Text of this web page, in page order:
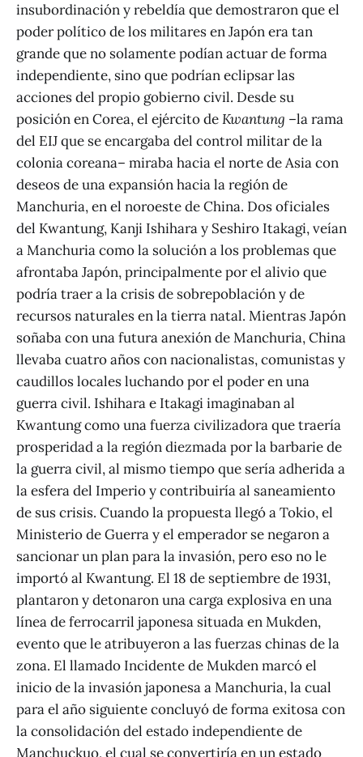
insubordinación y rebeldía que demostraron que el
poder político de los militares en Japón era tan
grande que no solamente podían actuar de forma
independiente, sino que podrían eclipsar las
acciones del propio gobierno civil. Desde su
posición en Corea, el ejército deKwantung –la rama
del EIJ que se encargaba del control militar de la
colonia coreana– miraba hacia el norte de Asia con
deseos de una expansión hacia la región de
Manchuria, en el noroeste de China. Dos oficiales
del Kwantung, Kanji Ishihara y Seshiro Itakagi, veían
a Manchuria como la solución a los problemas que
afrontaba Japón, principalmente por el alivio que
podría traer a la crisis de sobrepoblación y de
recursos naturales en la tierra natal. Mientras Japón
soñaba con una futura anexión de Manchuria, China
llevaba cuatro años con nacionalistas, comunistas y
caudillos locales luchando por el poder en una
guerra civil. Ishihara e Itakagi imaginaban al
Kwantung como una fuerza civilizadora que traería
prosperidad a la región diezmada por la barbarie de
la guerra civil, al mismo tiempo que sería adherida a
la esfera del Imperio y contribuiría al saneamiento
de sus crisis. Cuando la propuesta llegó a Tokio, el
Ministerio de Guerra y el emperador se negaron a
sancionar un plan para la invasión, pero eso no le
importó al Kwantung. El 18 de septiembre de 1931,
plantaron y detonaron una carga explosiva en una
línea de ferrocarril japonesa situada en Mukden,
evento que le atribuyeron a las fuerzas chinas de la
zona. El llamado Incidente de Mukden marcó el
inicio de la invasión japonesa a Manchuria, la cual
para el año siguiente concluyó de forma exitosa con
la consolidación del estado independiente de
Manchuckuo, el cual se convertiría en un estado